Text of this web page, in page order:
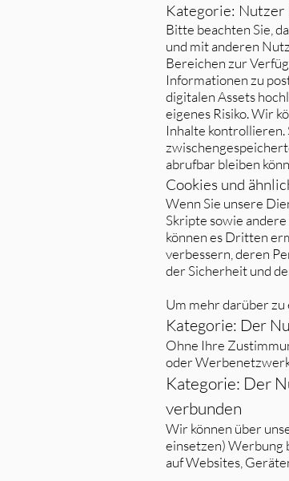
Kategorie: Nutzer
Bitte beachten Sie,
und mit anderen
Bereichen zur
Informationen zu
digitalen Assets
eigenes Risiko. Wir
Inhalte kontrollieren.
abrufbar bleiben
Cookies und
Wenn Sie unsere
Skripte sowie
können es Dritten
verbessern, deren
der Sicherheit und
Um mehr darüber
Kategorie: Der
Ohne Ihre
oder
Kategorie: Der
verbunden
Wir können über
einsetzen) Werbung
auf Websites,